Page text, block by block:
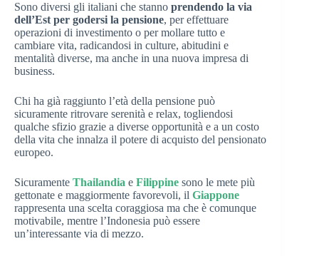
Sono diversi gli italiani che stanno prendendo la via
dell’Est per godersi la pensione, per effettuare
operazioni di investimento o per mollare tutto e
cambiare vita, radicandosi in culture, abitudini e
mentalità diverse, ma anche in una nuova impresa di
business.
Chi ha già raggiunto l’età della pensione può
sicuramente ritrovare serenità e relax, togliendosi
qualche sfizio grazie a diverse opportunità e a un costo
della vita che innalza il potere di acquisto del pensionato
europeo.
Sicuramente Thailandia e Filippine sono le mete più
gettonate e maggiormente favorevoli, il Giappone
rappresenta una scelta coraggiosa ma che è comunque
motivabile, mentre l’Indonesia può essere
un’interessante via di mezzo.